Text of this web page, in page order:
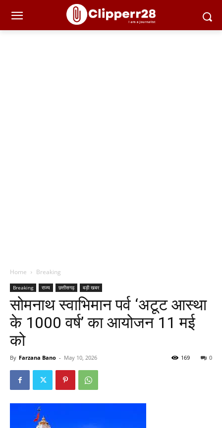
Home Breaking
Breaking राज्य छत्तीसगढ़ बड़ी खबर
सोमनाथ स्वाभिमान पर्व ‘अटूट आस्था
के 1000 वर्ष’ का आयोजन 11 मई
को
By Farzana Bano - May 10, 2026 0
169